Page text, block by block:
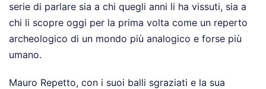
serie di parlare sia a chi quegli anni li ha vissuti, sia a
chi li scopre oggi per la prima volta come un reperto
archeologico di un mondo più analogico e forse più
umano.
Mauro Repetto, con i suoi balli sgraziati e la sua